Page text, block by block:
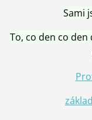
Sami
To, co den co